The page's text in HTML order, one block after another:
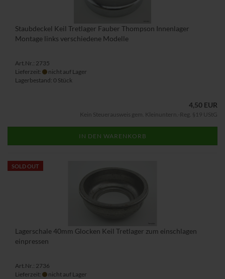
Staubdeckel Keil Tretlager Fauber Thompson Innenlager
Montage links verschiedene Modelle
Art.Nr.: 2735
Lieferzeit:
nicht auf Lager
Lagerbestand: 0 Stück
4,50 EUR
Kein Steuerausweis gem. Kleinuntern.-Reg. §19 UStG
IN DEN WARENKORB
SOLD OUT
Lagerschale 40mm Glocken Keil Tretlager zum einschlagen
einpressen
Art.Nr.: 2736
Lieferzeit:
nicht auf Lager